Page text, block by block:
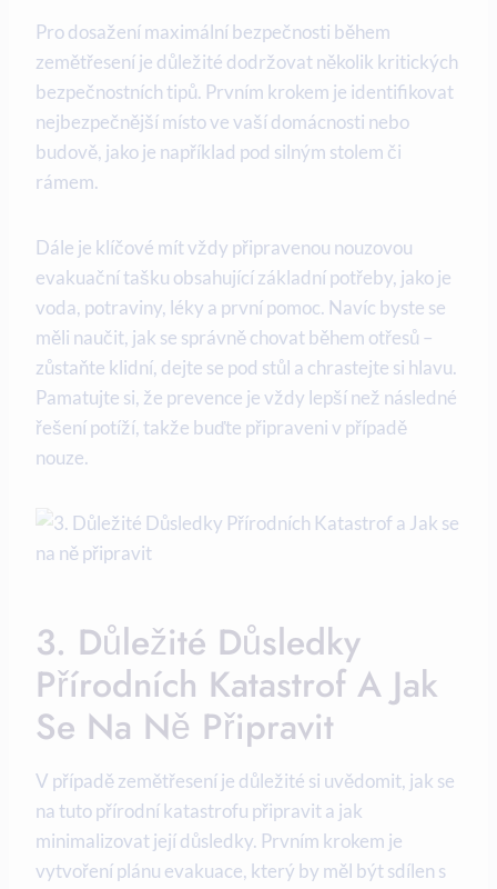
Pro dosažení maximální bezpečnosti během
zemětřesení je důležité dodržovat několik kritických
bezpečnostních tipů. Prvním krokem je identifikovat
nejbezpečnější místo ve vaší domácnosti nebo
budově, jako je například pod silným stolem či
rámem.
Dále je klíčové mít vždy připravenou nouzovou
evakuační tašku obsahující základní potřeby, jako je
voda, potraviny, léky a první pomoc. Navíc byste se
měli naučit, jak se správně chovat během otřesů –
zůstaňte klidní, dejte se pod stůl a chrastejte si hlavu.
Pamatujte si, že prevence je vždy lepší než následné
řešení potíží, takže buďte připraveni v případě
nouze.
3. Důležité Důsledky
Přírodních Katastrof A Jak
Se Na Ně Připravit
V případě zemětřesení je důležité si uvědomit, jak se
na tuto přírodní katastrofu připravit a jak
minimalizovat její důsledky. Prvním krokem je
vytvoření plánu evakuace, který by měl být sdílen s